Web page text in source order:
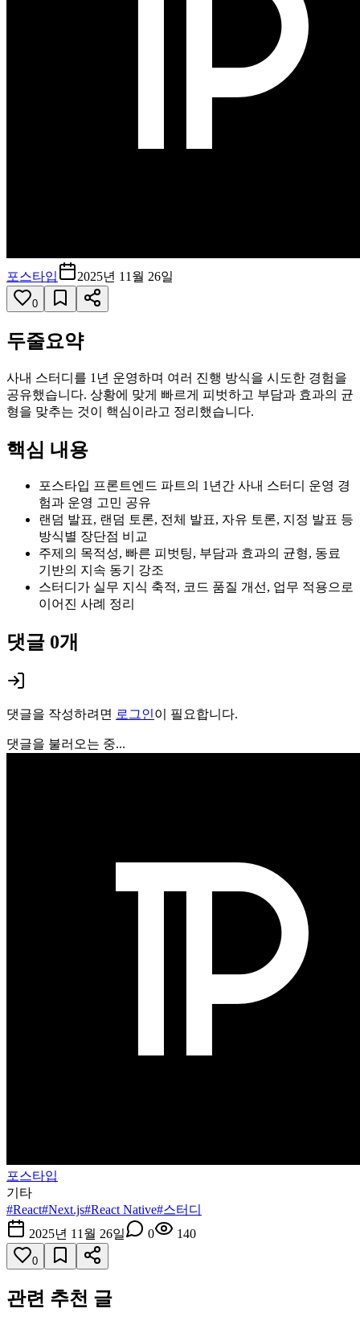
포스타입 2025년 11월 26일
0
두줄요약
사내 스터디를 1년 운영하며 여러 진행 방식을 시도한 경험을
공유했습니다. 상황에 맞게 빠르게 피벗하고 부담과 효과의 균
형을 맞추는 것이 핵심이라고 정리했습니다.
핵심 내용
포스타입 프론트엔드 파트의 1년간 사내 스터디 운영 경
험과 운영 고민 공유
랜덤 발표, 랜덤 토론, 전체 발표, 자유 토론, 지정 발표 등
방식별 장단점 비교
주제의 목적성, 빠른 피벗팅, 부담과 효과의 균형, 동료
기반의 지속 동기 강조
스터디가 실무 지식 축적, 코드 품질 개선, 업무 적용으로
이어진 사례 정리
댓글 0개
댓글을 작성하려면 로그인이 필요합니다.
댓글을 불러오는 중...
포스타입
기타
#React#Next.js#React Native#스터디
2025년 11월 26일
0 140
0
관련 추천 글